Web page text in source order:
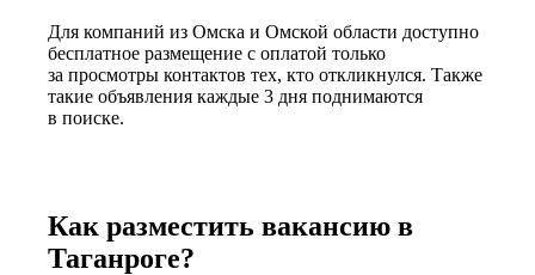
Для компаний из Омска и Омской области доступно
бесплатное размещение с оплатой только
за просмотры контактов тех, кто откликнулся. Также
такие объявления каждые 3 дня поднимаются
в поиске.
Как разместить вакансию в
Таганроге?